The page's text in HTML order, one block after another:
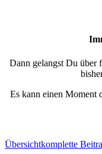
Dann gelangst Du über
Es kann einen Moment
Übersichtkomplette